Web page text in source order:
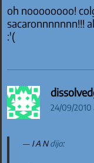
oh noooooooo!
sacaronnnnnnn!!!
:'(
24/09/2010
I A Ndijo: